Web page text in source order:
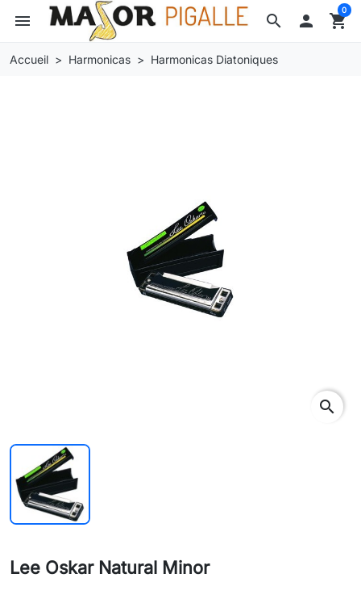
search
menu  shopping_cart
0
Accueil Harmonicas Harmonicas Diatoniques
search
Lee Oskar Natural Minor